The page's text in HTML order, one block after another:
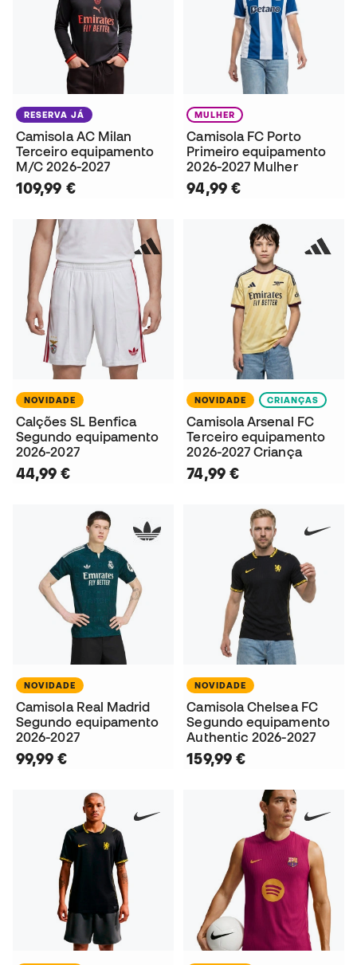
RESERVA JÁ
Camisola AC Milan
Terceiro equipamento
M/C 2026-2027
109,99 €
MULHER
Camisola FC Porto
Primeiro equipamento
2026-2027 Mulher
94,99 €
NOVIDADE
Calções SL Benfica
Segundo equipamento
2026-2027
44,99 €
NOVIDADE CRIANÇAS
Camisola Arsenal FC
Terceiro equipamento
2026-2027 Criança
74,99 €
NOVIDADE
Camisola Real Madrid
Segundo equipamento
2026-2027
99,99 €
NOVIDADE
Camisola Chelsea FC
Segundo equipamento
Authentic 2026-2027
159,99 €